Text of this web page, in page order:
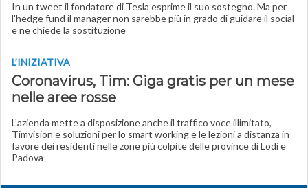
In un tweet il fondatore di Tesla esprime il suo sostegno. Ma per
l'hedge fund il manager non sarebbe più in grado di guidare il social
e ne chiede la sostituzione
L’INIZIATIVA
Coronavirus, Tim: Giga gratis per un mese
nelle aree rosse
L’azienda mette a disposizione anche il traffico voce illimitato,
Timvision e soluzioni per lo smart working e le lezioni a distanza in
favore dei residenti nelle zone più colpite delle province di Lodi e
Padova